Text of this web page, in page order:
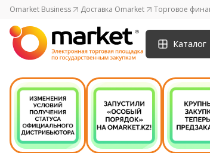
Omarket Business Доставка Omarket Торговое
Каталог